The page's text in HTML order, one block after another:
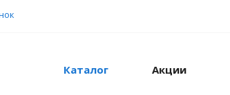
Каталог Акции